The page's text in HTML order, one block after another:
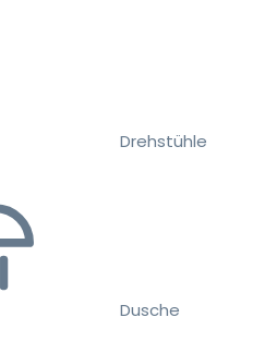
Drehstühle
Dusche